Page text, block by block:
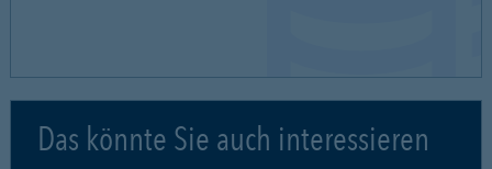
Das könnte Sie auch interessieren